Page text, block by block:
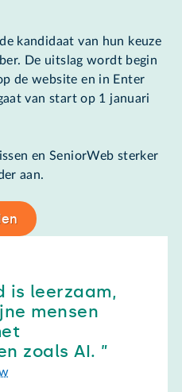
kandidaat van hun keuze
De uitslag wordt begin
de website en in Enter
van start op 1 januari
en SeniorWeb sterker
aan.
is leerzaam,
mensen
zoals AI.